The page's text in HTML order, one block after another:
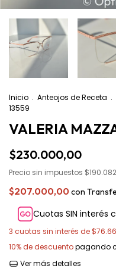
Inicio . Anteojos de Receta .
13559
VALERIA
$230.000,00
Precio sin impuestos
$207.000,00con
Cuotas SIN interés
3 cuotas sin interés de
10% de descuentopagando
Ver más detalles